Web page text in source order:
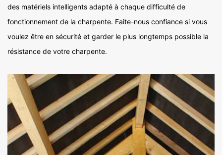
des matériels intelligents adapté à chaque difficulté de
fonctionnement de la charpente. Faite-nous confiance si vous
voulez être en sécurité et garder le plus longtemps possible la
résistance de votre charpente.